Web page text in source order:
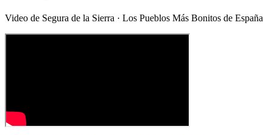
Video de Segura de la Sierra · Los Pueblos Más Bonitos de España